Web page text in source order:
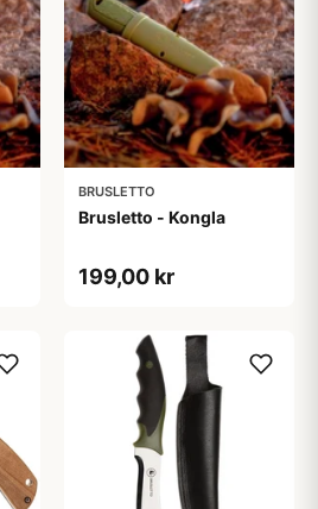
BRUSLETTO
Brusletto - Kongla
199,00 kr